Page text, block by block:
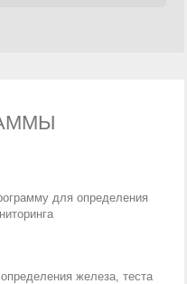
для определения
железа, теста